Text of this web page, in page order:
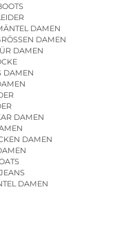
DAMEN
DAMEN
DAMEN
DAMEN
DAMEN
DAMEN
DAMEN